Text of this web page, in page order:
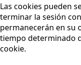
Las cookies pueden
terminar la sesión
permanecerán en su
tiempo determinado
cookie.